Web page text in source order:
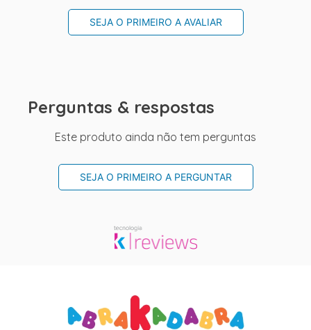
SEJA O PRIMEIRO A AVALIAR
Perguntas & respostas
Este produto ainda não tem perguntas
SEJA O PRIMEIRO A PERGUNTAR